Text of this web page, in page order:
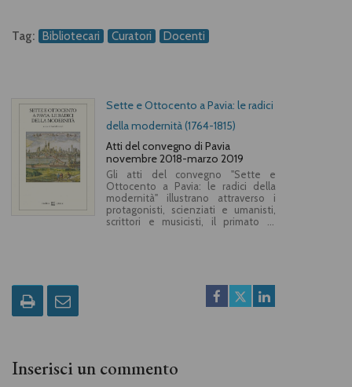
Tag: Bibliotecari Curatori Docenti
Sette e Ottocento a Pavia: le radici
della modernità (1764-1815)
Atti del convegno di Pavia
novembre 2018-marzo 2019
Gli atti del convegno "Sette e
Ottocento a Pavia: le radici della
modernità" illustrano attraverso i
protagonisti, scienziati e umanisti,
scrittori e musicisti, il primato di
Inserisci un commento